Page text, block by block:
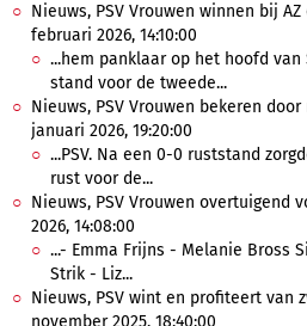
Nieuws, PSV Vrouwen winnen bij
februari 2026, 14:10:00
...hem panklaar op het hoofd van
stand voor de tweede...
Nieuws, PSV Vrouwen bekeren
januari 2026, 19:20:00
...PSV. Na een 0-0 ruststand
rust voor de...
Nieuws, PSV Vrouwen overtuigend
2026, 14:08:00
...- Emma Frijns - Melanie Bross
Strik - Liz...
Nieuws, PSV wint en profiteert van
november 2025, 18:40:00